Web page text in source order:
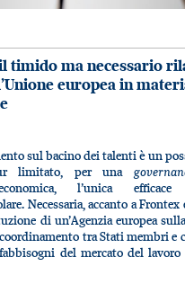
timido ma necessario
europea in
sul bacino dei talenti è un
limitato, per una
l’unica efficace
Necessaria, accanto a Frontex
di un’Agenzia europea
tra Stati membri e
del mercato del